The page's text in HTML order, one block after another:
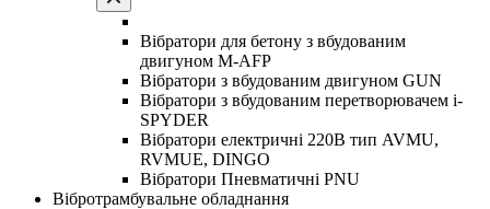
Вібратори для бетону з вбудованим
двигуном M-AFP
Вібратори з вбудованим двигуном GUN
Вібратори з вбудованим перетворювачем i-
SPYDER
Вібратори електричні 220B тип AVMU,
RVMUE, DINGO
Вібратори Пневматичні PNU
Вібротрамбувальне обладнання